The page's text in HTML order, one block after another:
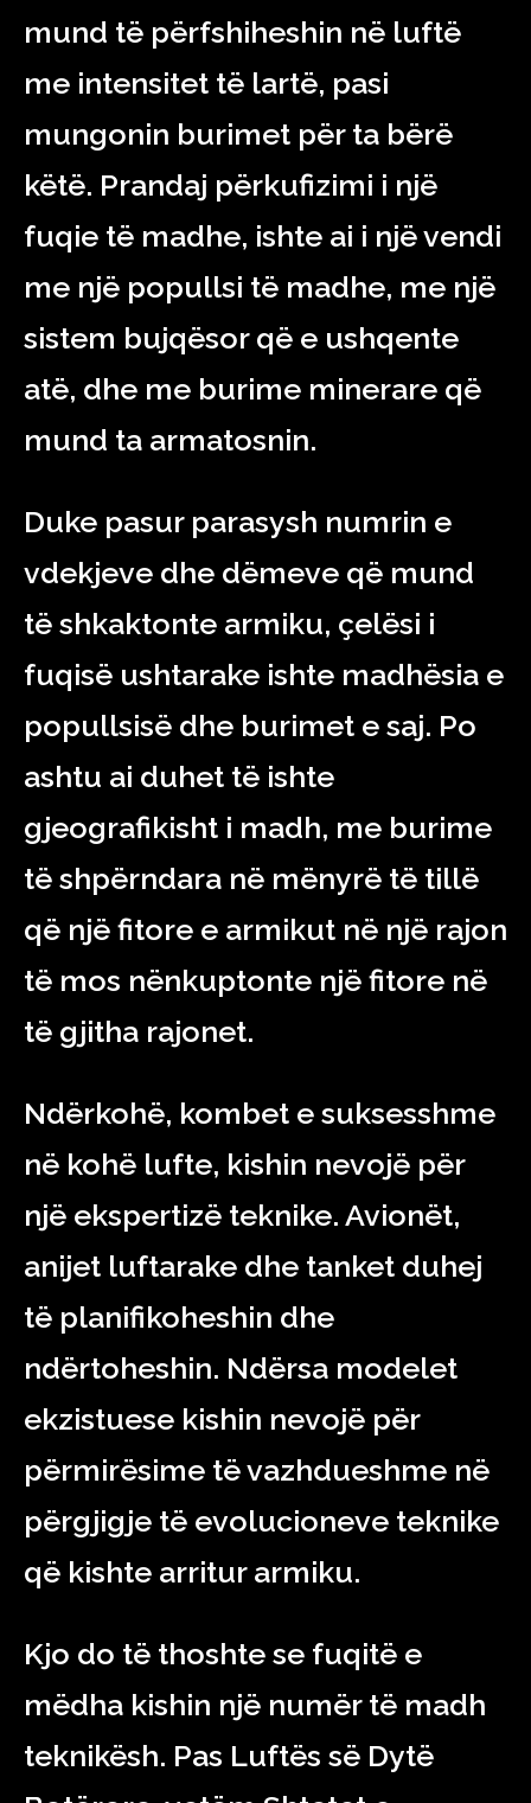
mund të përfshiheshin në luftë
me intensitet të lartë, pasi
mungonin burimet për ta bërë
këtë. Prandaj përkufizimi i një
fuqie të madhe, ishte ai i një vendi
me një popullsi të madhe, me një
sistem bujqësor që e ushqente
atë, dhe me burime minerare që
mund ta armatosnin.
Duke pasur parasysh numrin e
vdekjeve dhe dëmeve që mund
të shkaktonte armiku, çelësi i
fuqisë ushtarake ishte madhësia e
popullsisë dhe burimet e saj. Po
ashtu ai duhet të ishte
gjeografikisht i madh, me burime
të shpërndara në mënyrë të tillë
që një fitore e armikut në një rajon
të mos nënkuptonte një fitore në
të gjitha rajonet.
Ndërkohë, kombet e suksesshme
në kohë lufte, kishin nevojë për
një ekspertizë teknike. Avionët,
anijet luftarake dhe tanket duhej
të planifikoheshin dhe
ndërtoheshin. Ndërsa modelet
ekzistuese kishin nevojë për
përmirësime të vazhdueshme në
përgjigje të evolucioneve teknike
që kishte arritur armiku.
Kjo do të thoshte se fuqitë e
mëdha kishin një numër të madh
teknikësh. Pas Luftës së Dytë